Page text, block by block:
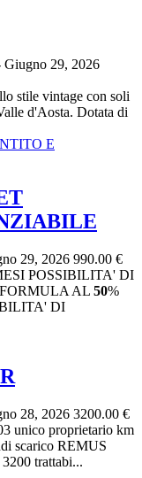
Giugno 29, 2026
stile vintage con soli
d'Aosta. Dotata di
29, 2026 990.00 €
POSSIBILITA' DI
AL 50%
DI
28, 2026 3200.00 €
unico proprietario km
scarico REMUS
trattabi...